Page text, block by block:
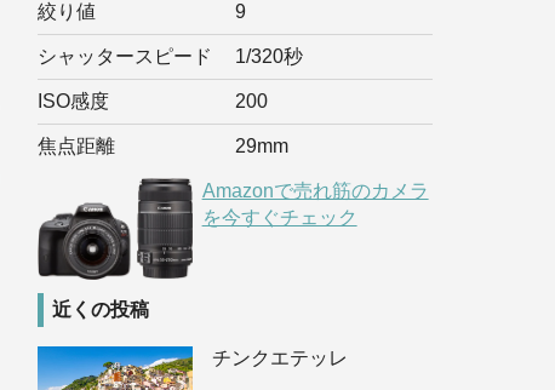
絞り値 9
シャッタースピード 1/320秒
ISO感度 200
焦点距離 29mm
Amazonで売れ筋のカメラ
を今すぐチェック
近くの投稿
チンクエテッレ